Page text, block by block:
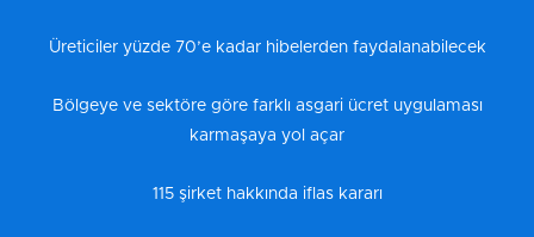
Üreticiler yüzde 70’e kadar hibelerden faydalanabilecek
Bölgeye ve sektöre göre farklı asgari ücret uygulaması
karmaşaya yol açar
115 şirket hakkında iflas kararı